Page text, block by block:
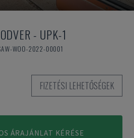
- UPK-1
WOO-2022-00001
FIZETÉSI LEHETŐSÉGEK
ÁRAJÁNLAT KÉRÉSE